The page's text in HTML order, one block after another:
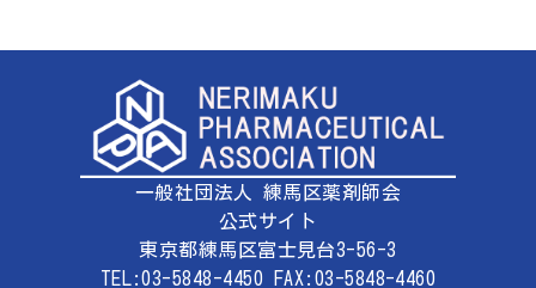
一般社団法人 練馬区薬剤師会
公式サイト
東京都練馬区富士見台3-56-3
TEL:03-5848-4450 FAX:03-5848-4460